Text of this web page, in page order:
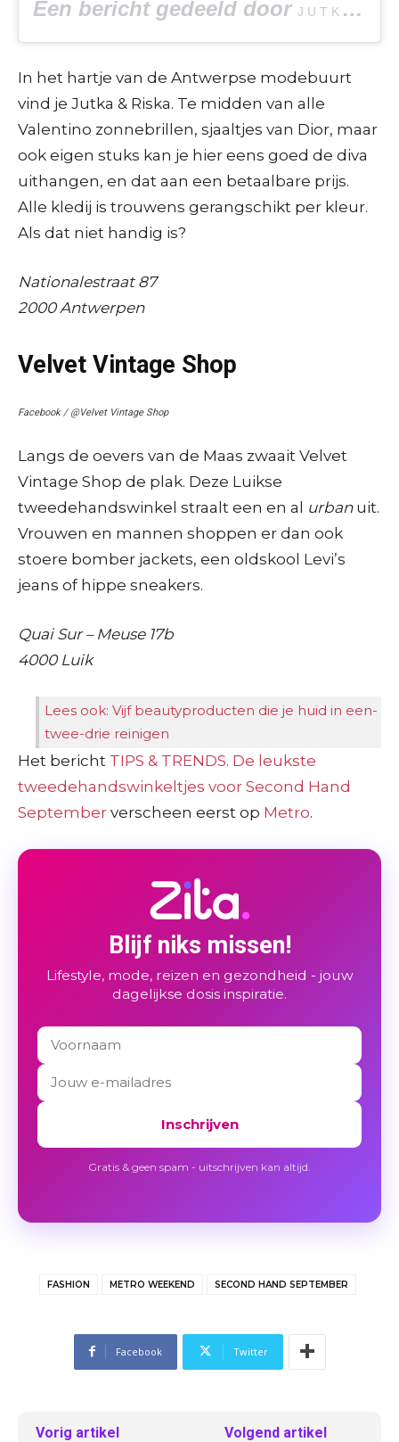
Een bericht gedeeld door J U T K A & R I S K A
In het hartje van de Antwerpse modebuurt
vind je Jutka & Riska. Te midden van alle
Valentino zonnebrillen, sjaaltjes van Dior, maar
ook eigen stuks kan je hier eens goed de diva
uithangen, en dat aan een betaalbare prijs.
Alle kledij is trouwens gerangschikt per kleur.
Als dat niet handig is?
Nationalestraat 87
2000 Antwerpen
Velvet Vintage Shop
Facebook / @Velvet Vintage Shop
Langs de oevers van de Maas zwaait Velvet
Vintage Shop de plak. Deze Luikse
tweedehandswinkel straalt een en al urbanuit.
Vrouwen en mannen shoppen er dan ook
stoere bomber jackets, een oldskool Levi’s
jeans of hippe sneakers.
Quai Sur – Meuse 17b
4000 Luik
Lees ook: Vijf beautyproducten die je huid in een-
twee-drie reinigen
Het bericht TIPS & TRENDS. De leukste
tweedehandswinkeltjes voor Second Hand
September verscheen eerst op Metro.
Blijf niks missen!
Lifestyle, mode, reizen en gezondheid - jouw
dagelijkse dosis inspiratie.
Inschrijven
Gratis & geen spam - uitschrijven kan altijd.
FASHION METRO WEEKEND SECOND HAND SEPTEMBER
Facebook Twitter
Vorig artikel Volgend artikel